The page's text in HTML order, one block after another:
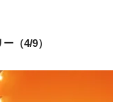
（4/9）